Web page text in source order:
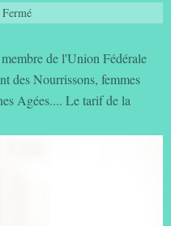
Fermé
de l'Union Fédérale
des Nourrissons, femmes
Agées.... Le tarif de la